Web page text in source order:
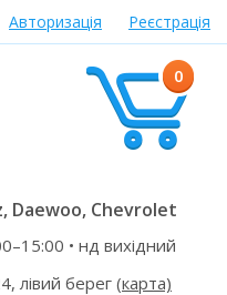
Авторизація Реєстрація
0
Daewoo, Chevrolet
• нд вихідний
лівий берег (карта)